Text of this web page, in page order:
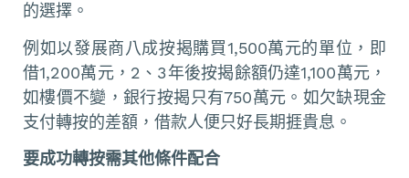
的選擇。
例如以發展商八成按揭購買1,500萬元的單位，即
借1,200萬元，2、3年後按揭餘額仍達1,100萬元，
如樓價不變，銀行按揭只有750萬元。如欠缺現金
支付轉按的差額，借款人便只好長期捱貴息。
要成功轉按需其他條件配合